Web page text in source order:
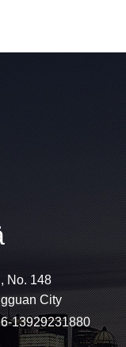
No. 148
City
13929231880